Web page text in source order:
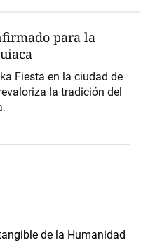
para la
Fiesta en la ciudad de
la tradición del